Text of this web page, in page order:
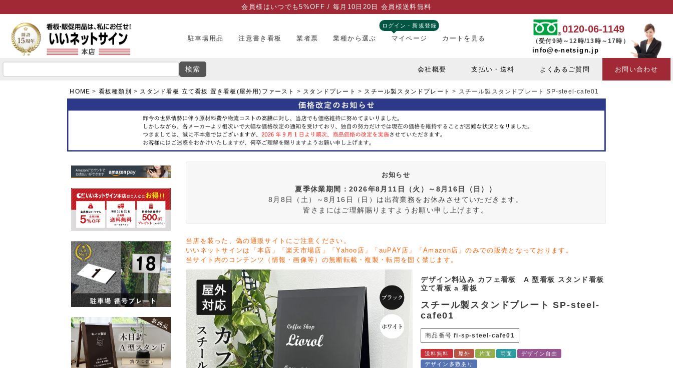
会員様はいつでも5%OFF / 毎月10日20日 会員様送料無料
駐車場用品 注意書き看板 業者票 業種から選ぶ
ログイン・新規登録
マイページ カートを見る
0120-06-1149
（受付9時～12時/13時～17時）
info@e-netsign.jp
検索 会社概要 支払い・送料 よくあるご質問 お問い合わせ
HOME 看板種類別 スタンド看板 立て看板 置き看板(屋外用)ファースト スタンドプレート スチール製スタンドプレート スチール製スタンドプレート SP-steel-cafe01
お知らせ
夏季休業期間：2026年8月11日（火）～8月16日（日））
8月8日（土）～8月16日（日）は出荷業務をお休みさせていただきます。
皆さまにはご理解賜りますようお願い申し上げます。
当店を装った、偽の通販サイトにご注意ください。
いいネットサインは「本店」「楽天市場店」「Yahoo店」「auPAY店」「Amazon店」のみでの販売となっております。
当サイト内のコンテンツ（情報・画像等）の無断転載・複製・転用を固く禁じます。
デザイン料込み カフェ看板 A 型看板 スタンド看板
立て看板 a 看板
スチール製スタンドプレート SP-steel-
cafe01
商品番号 fi-sp-steel-cafe01
送料無料 屋外 片面 両面
デザイン自由
デザイン多数あり